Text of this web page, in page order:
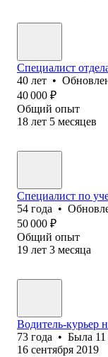
Специалист
40 лет •
40 000 ₽
Общий опыт
18 лет 5 месяцев
Специалист по
54 года •
50 000 ₽
Общий опыт
19 лет 3 месяца
Водитель-курьер
73 года • Была
16 сентября 2019